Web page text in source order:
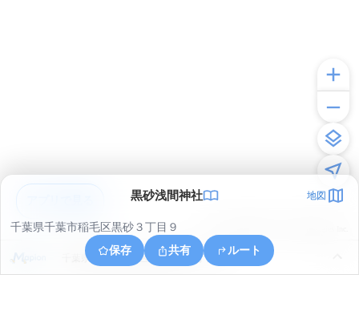
黒砂浅間神社 地図
千葉県千葉市稲毛区黒砂３丁目９
保存
共有 ルート
千葉県千葉市美浜区稲毛海岸１丁目１